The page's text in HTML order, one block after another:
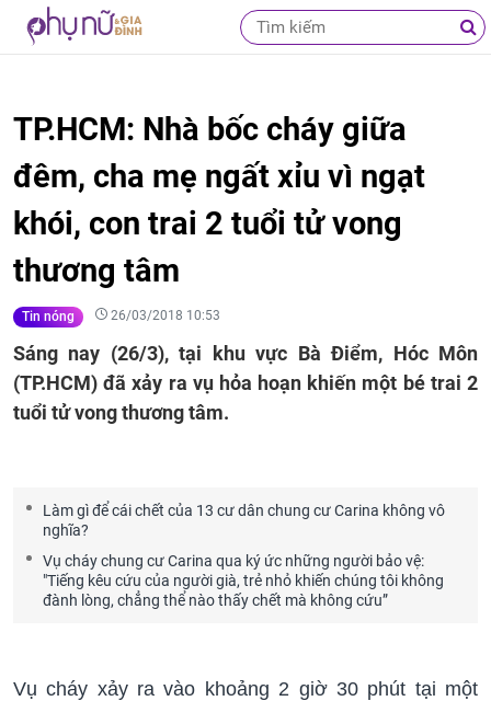
TP.HCM: Nhà bốc cháy giữa
đêm, cha mẹ ngất xỉu vì ngạt
khói, con trai 2 tuổi tử vong
thương tâm
Tin nóng 26/03/2018 10:53
Sáng nay (26/3), tại khu vực Bà Điểm, Hóc Môn
(TP.HCM) đã xảy ra vụ hỏa hoạn khiến một bé trai 2
tuổi tử vong thương tâm.
Làm gì để cái chết của 13 cư dân chung cư Carina không vô
nghĩa?
Vụ cháy chung cư Carina qua ký ức những người bảo vệ:
"Tiếng kêu cứu của người già, trẻ nhỏ khiến chúng tôi không
đành lòng, chẳng thể nào thấy chết mà không cứu”
Vụ cháy xảy ra vào khoảng 2 giờ 30 phút tại một